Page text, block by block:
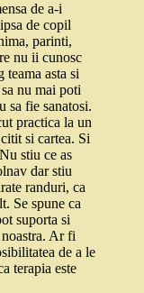
de a-i
de copil
parinti,
nu ii cunosc
asta si
nu mai poti
sa fie sanatosi.
practica la un
si cartea. Si
stiu ce as
dar stiu
randuri, ca
Se spune ca
suporta si
Ar fi
de a le
terapia este